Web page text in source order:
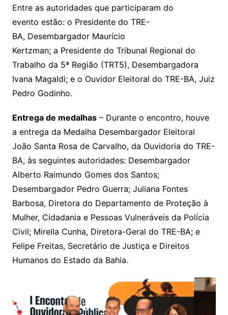
Entre as autoridades que participaram do
evento estão: o Presidente do TRE-
BA, Desembargador Maurício
Kertzman; a Presidente do Tribunal Regional do
Trabalho da 5ª Região (TRT5), Desembargadora
Ivana Magaldi; e o Ouvidor Eleitoral do TRE-BA, Juiz
Pedro Godinho.
Entrega de medalhas– Durante o encontro, houve
a entrega da Medalha Desembargador Eleitoral
João Santa Rosa de Carvalho, da Ouvidoria do TRE-
BA, às seguintes autoridades: Desembargador
Alberto Raimundo Gomes dos Santos;
Desembargador Pedro Guerra; Juliana Fontes
Barbosa, Diretora do Departamento de Proteção à
Mulher, Cidadania e Pessoas Vulneráveis da Polícia
Civil; Mirella Cunha, Diretora-Geral do TRE-BA; e
Felipe Freitas, Secretário de Justiça e Direitos
Humanos do Estado da Bahia.